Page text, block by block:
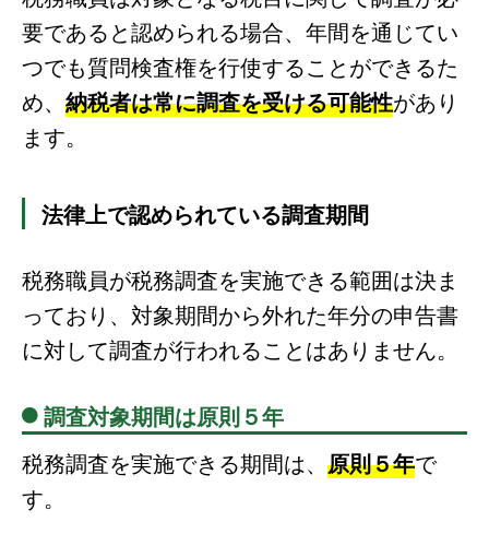
要であると認められる場合、年間を通じてい
つでも質問検査権を行使することができるた
め、 納税者は常に調査を受ける可能性があり
ます。
法律上で認められている調査期間
税務職員が税務調査を実施できる範囲は決ま
っており、対象期間から外れた年分の申告書
に対して調査が行われることはありません。
調査対象期間は原則５年
税務調査を実施できる期間は、 原則５年で
す。